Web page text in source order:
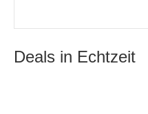
Deals in Echtzeit